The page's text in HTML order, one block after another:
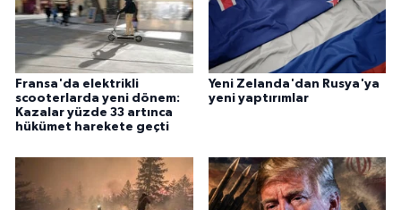
Fransa'da elektrikli
scooterlarda yeni dönem:
Kazalar yüzde 33 artınca
hükümet harekete geçti
Yeni Zelanda'dan Rusya'ya
yeni yaptırımlar